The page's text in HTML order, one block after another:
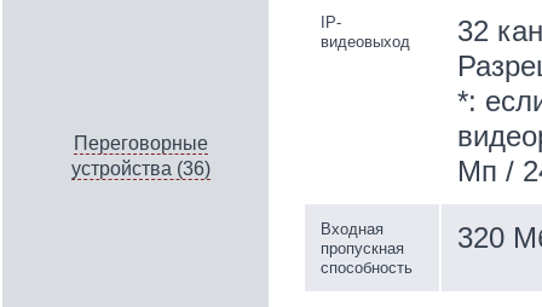
Переговорные
устройства (36)
IP-
видеовыход
32
*:
Мп /
Входная
пропускная
способность
320